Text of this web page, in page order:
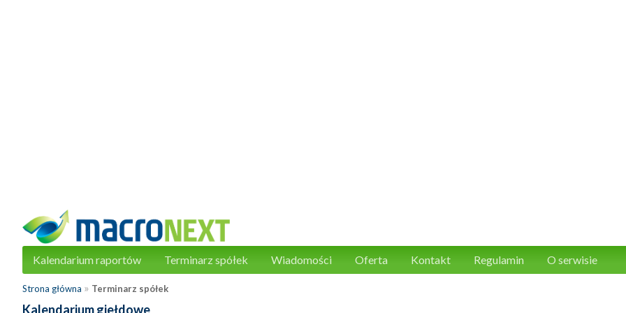
Kalendarium raportów Terminarz spółek Wiadomości Oferta Kontakt Regulamin O serwisie
Strona główna » Terminarz spółek
Kalendarium giełdowe